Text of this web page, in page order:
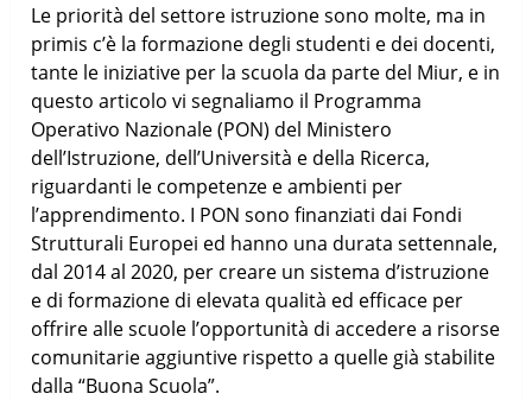
Le priorità del settore istruzione sono molte, ma in
primis c’è la formazione degli studenti e dei docenti,
tante le iniziative per la scuola da parte del Miur, e in
questo articolo vi segnaliamo il Programma
Operativo Nazionale (PON) del Ministero
dell’Istruzione, dell’Università e della Ricerca,
riguardanti le competenze e ambienti per
l’apprendimento. I PON sono finanziati dai Fondi
Strutturali Europei ed hanno una durata settennale,
dal 2014 al 2020, per creare un sistema d’istruzione
e di formazione di elevata qualità ed efficace per
offrire alle scuole l’opportunità di accedere a risorse
comunitarie aggiuntive rispetto a quelle già stabilite
dalla “Buona Scuola”.